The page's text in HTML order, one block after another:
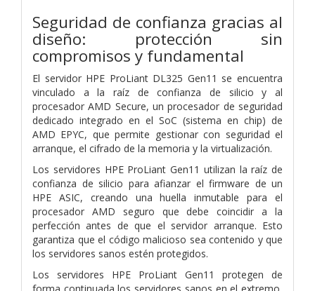
Seguridad de confianza gracias al
diseño: protección sin
compromisos y fundamental
El servidor HPE ProLiant DL325 Gen11 se encuentra
vinculado a la raíz de confianza de silicio y al
procesador AMD Secure, un procesador de seguridad
dedicado integrado en el SoC (sistema en chip) de
AMD EPYC, que permite gestionar con seguridad el
arranque, el cifrado de la memoria y la virtualización.
Los servidores HPE ProLiant Gen11 utilizan la raíz de
confianza de silicio para afianzar el firmware de un
HPE ASIC, creando una huella inmutable para el
procesador AMD seguro que debe coincidir a la
perfección antes de que el servidor arranque. Esto
garantiza que el código malicioso sea contenido y que
los servidores sanos estén protegidos.
Los servidores HPE ProLiant Gen11 protegen de
forma continuada los servidores sanos en el extremo,